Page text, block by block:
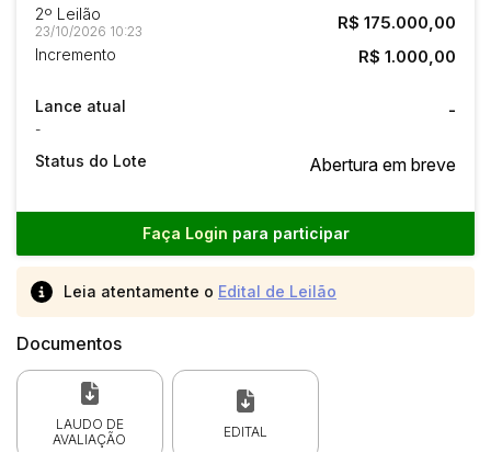
2º Leilão
23/10/2026 10:23 R$ 175.000,00
Incremento R$ 1.000,00
Lance atual
-
-
Status do Lote Abertura em breve
Faça Login para participar
Leia atentamente o Edital de Leilão
Documentos
LAUDO DE
AVALIAÇÃO
EDITAL